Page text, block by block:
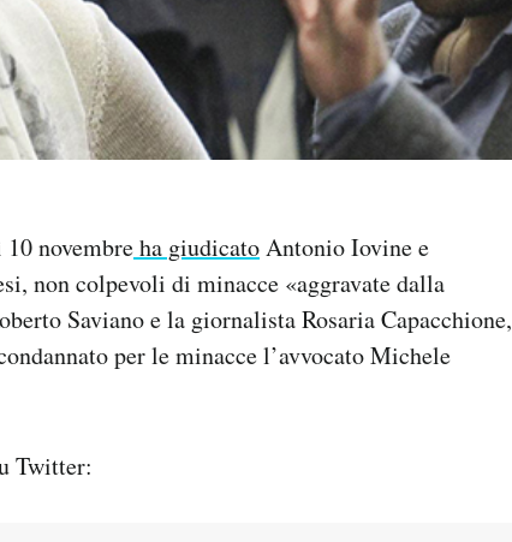
novembreha giudicatoAntonio Iovine e
non colpevoli di minacce «aggravate dalla
Saviano e la giornalista Rosaria Capacchione,
per le minacce l’avvocato Michele
Twitter: